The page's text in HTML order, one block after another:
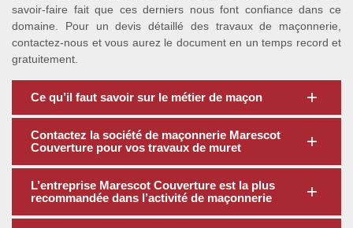
savoir-faire fait que ces derniers nous font confiance dans ce
domaine. Pour un devis détaillé des travaux de maçonnerie,
contactez-nous et vous aurez le document en un temps record et
gratuitement.
Ce qu’il faut savoir sur le métier de maçon
Contactez la société de maçonnerie Marescot
Couverture pour vos travaux de muret
L’entreprise Marescot Couverture est la plus
recommandée dans l’activité de maçonnerie